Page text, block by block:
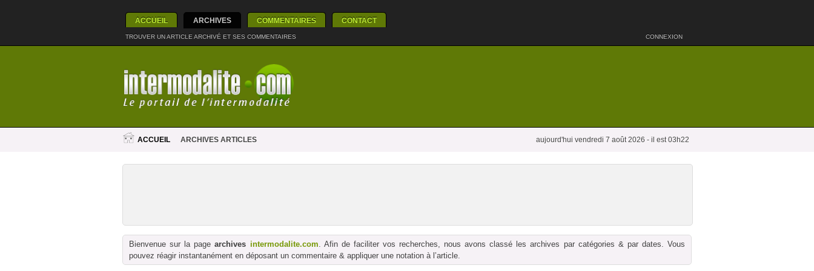
ACCUEIL ARCHIVES COMMENTAIRES CONTACT
TROUVER UN ARTICLE ARCHIVÉ ET SES COMMENTAIRES CONNEXION
ACCUEIL ARCHIVES ARTICLES aujourd'hui vendredi 7 août 2026 - il est 03h22
Bienvenue sur la pagearchives intermodalite.com. Afin de faciliter vos recherches, nous avons classé les archives par catégories & par dates. Vous
pouvez réagir instantanément en déposant un commentaire & appliquer une notation à l’article.